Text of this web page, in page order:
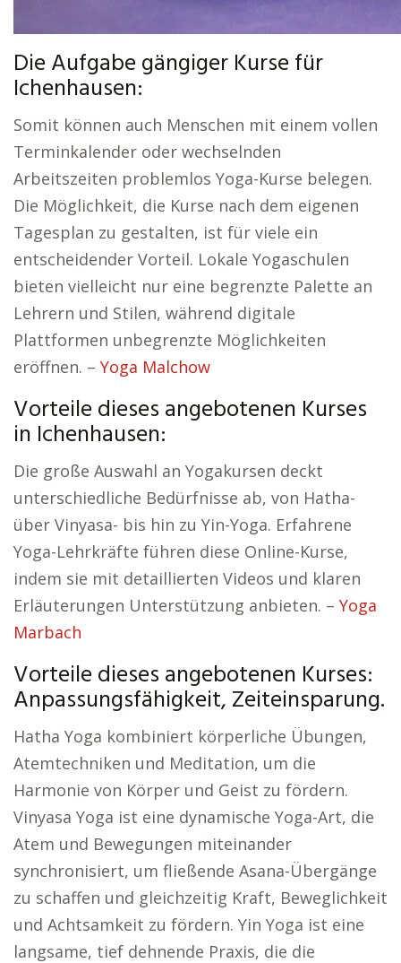
Die Aufgabe gängiger Kurse für
Ichenhausen:
Somit können auch Menschen mit einem vollen
Terminkalender oder wechselnden
Arbeitszeiten problemlos Yoga-Kurse belegen.
Die Möglichkeit, die Kurse nach dem eigenen
Tagesplan zu gestalten, ist für viele ein
entscheidender Vorteil. Lokale Yogaschulen
bieten vielleicht nur eine begrenzte Palette an
Lehrern und Stilen, während digitale
Plattformen unbegrenzte Möglichkeiten
eröffnen. – Yoga Malchow
Vorteile dieses angebotenen Kurses
in Ichenhausen:
Die große Auswahl an Yogakursen deckt
unterschiedliche Bedürfnisse ab, von Hatha-
über Vinyasa- bis hin zu Yin-Yoga. Erfahrene
Yoga-Lehrkräfte führen diese Online-Kurse,
indem sie mit detaillierten Videos und klaren
Erläuterungen Unterstützung anbieten. – Yoga
Marbach
Vorteile dieses angebotenen Kurses:
Anpassungsfähigkeit, Zeiteinsparung.
Hatha Yoga kombiniert körperliche Übungen,
Atemtechniken und Meditation, um die
Harmonie von Körper und Geist zu fördern.
Vinyasa Yoga ist eine dynamische Yoga-Art, die
Atem und Bewegungen miteinander
synchronisiert, um fließende Asana-Übergänge
zu schaffen und gleichzeitig Kraft, Beweglichkeit
und Achtsamkeit zu fördern. Yin Yoga ist eine
langsame, tief dehnende Praxis, die die